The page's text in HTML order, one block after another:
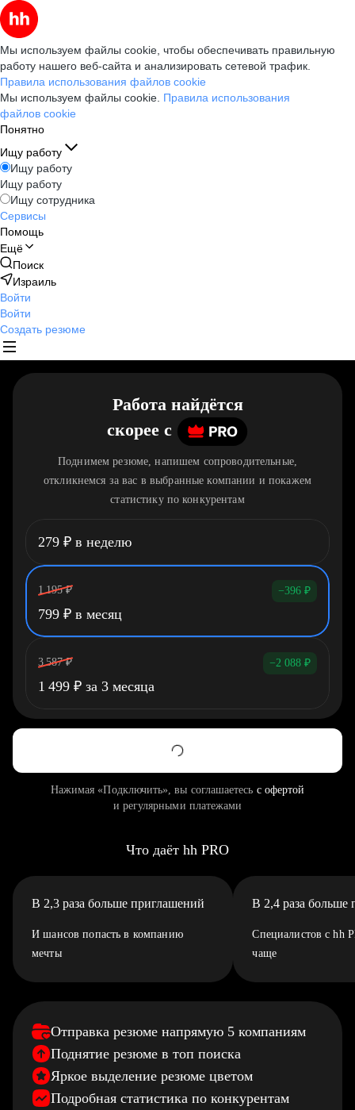
Мы используем файлы cookie, чтобы обеспечивать правильную
работу нашего веб-сайта и анализировать сетевой трафик.
Правила использования файлов cookie
Мы используем файлы cookie. Правила использования
файлов cookie
Понятно
Ищу работу
Ищу работу
Ищу работу
Ищу сотрудника
Сервисы
Помощь
Ещё
Поиск
Израиль
Войти
Войти
Создать резюме
Работа найдётся
скорее c
Поднимем резюме, напишем сопроводительные,
откликнемся за вас в выбранные компании и покажем
статистику по конкурентам
279 ₽ в неделю
1 195 ₽ −396 ₽
799 ₽ в месяц
3 587 ₽ −2 088 ₽
1 499 ₽ за 3 месяца
Нажимая «Подключить», вы соглашаетесь с офертой
и регулярными платежами
Что даёт hh PRO
В 2,3 раза больше приглашений
И шансов попасть в компанию
мечты
В 2,4 раза больше
Специалистов с hh
чаще
Отправка резюме напрямую 5 компаниям
Поднятие резюме в топ поиска
Яркое выделение резюме цветом
Подробная статистика по конкурентам